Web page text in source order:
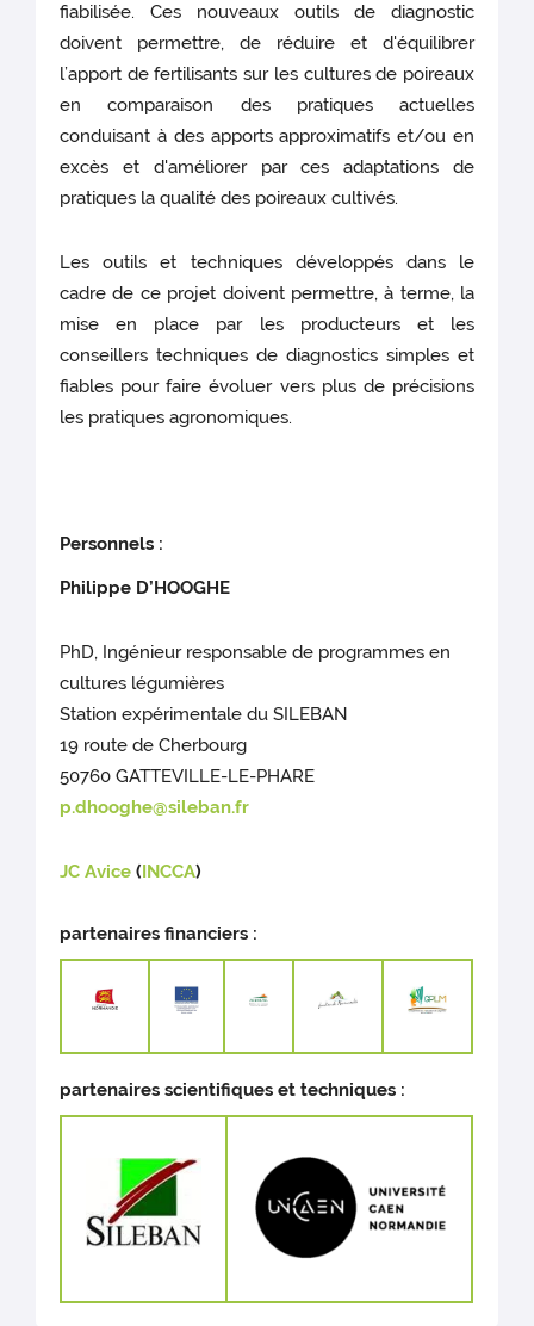
fiabilisée. Ces nouveaux outils de diagnostic
doivent permettre, de réduire et d'équilibrer
l’apport de fertilisants sur les cultures de poireaux
en comparaison des pratiques actuelles
conduisant à des apports approximatifs et/ou en
excès et d'améliorer par ces adaptations de
pratiques la qualité des poireaux cultivés.
Les outils et techniques développés dans le
cadre de ce projet doivent permettre, à terme, la
mise en place par les producteurs et les
conseillers techniques de diagnostics simples et
fiables pour faire évoluer vers plus de précisions
les pratiques agronomiques.
Personnels :
Philippe D’HOOGHE
PhD, Ingénieur responsable de programmes en
cultures légumières
Station expérimentale du SILEBAN
19 route de Cherbourg
50760 GATTEVILLE-LE-PHARE
p.dhooghe@sileban.fr
JC Avice (INCCA)
partenaires financiers :
partenaires scientifiques et techniques :